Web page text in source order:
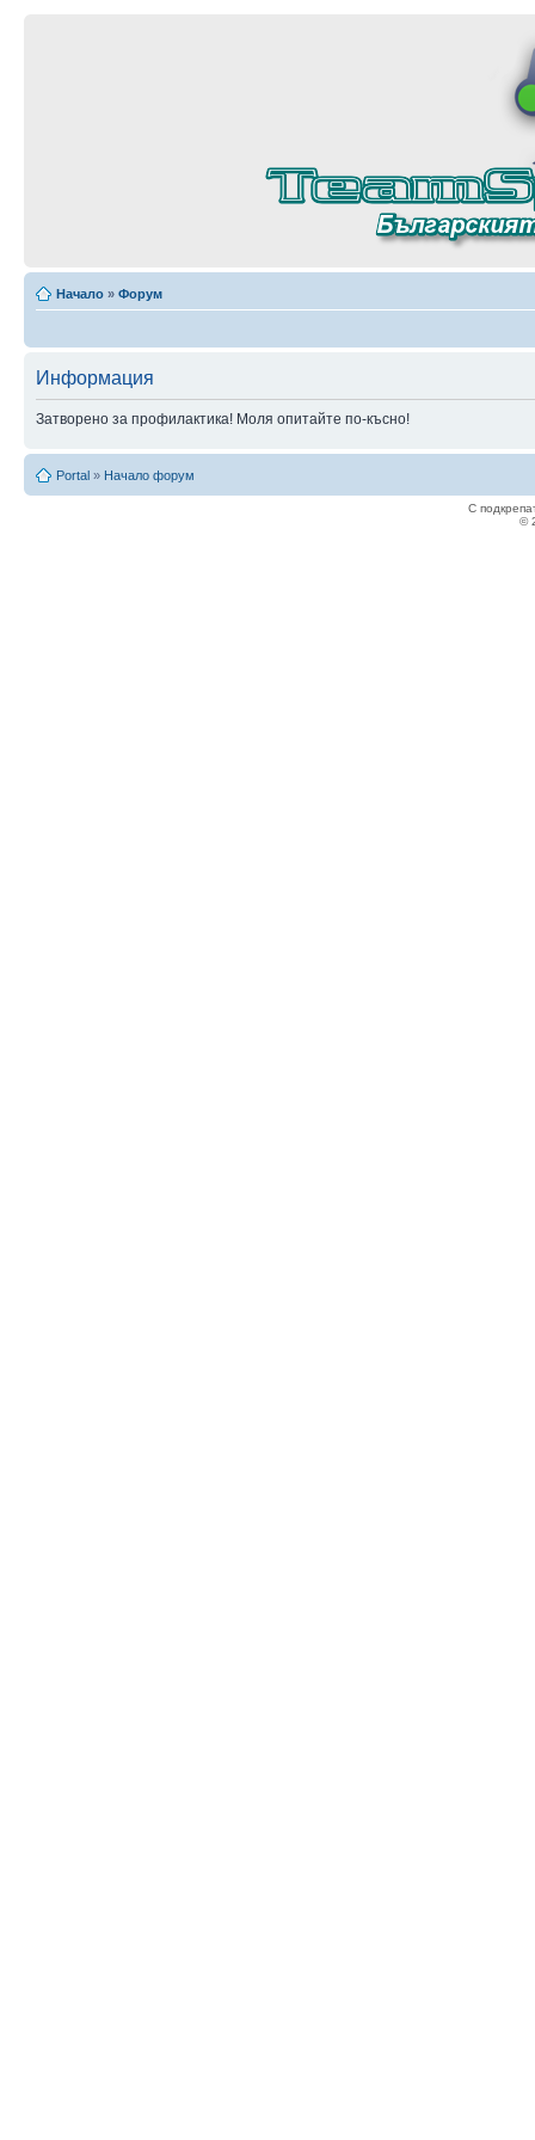
Начало » Форум
Информация
Затворено за профилактика! Моля опитайте по-късно!
Portal » Начало форум
С
©